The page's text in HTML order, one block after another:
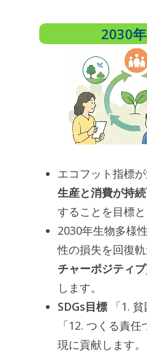
2030
エコフット指標が
生産と消費が持
することを目標と
2030年生物多様
性の損失を回復
チャーポジティ
します。
SDGs目標 「1.
「12. つくる責
現に貢献します。